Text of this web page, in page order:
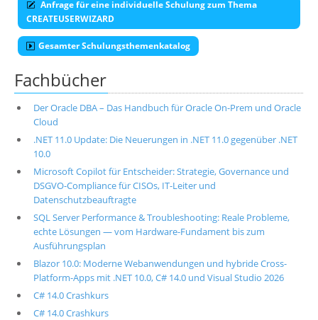
Anfrage für eine individuelle Schulung zum Thema
CREATEUSERWIZARD
Gesamter Schulungsthemenkatalog
Fachbücher
Der Oracle DBA – Das Handbuch für Oracle On-Prem und Oracle
Cloud
.NET 11.0 Update: Die Neuerungen in .NET 11.0 gegenüber .NET
10.0
Microsoft Copilot für Entscheider: Strategie, Governance und
DSGVO-Compliance für CISOs, IT-Leiter und
Datenschutzbeauftragte
SQL Server Performance & Troubleshooting: Reale Probleme,
echte Lösungen — vom Hardware-Fundament bis zum
Ausführungsplan
Blazor 10.0: Moderne Webanwendungen und hybride Cross-
Platform-Apps mit .NET 10.0, C# 14.0 und Visual Studio 2026
C# 14.0 Crashkurs
C# 14.0 Crashkurs